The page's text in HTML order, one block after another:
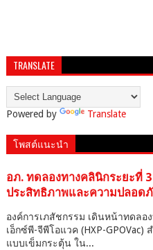
TRANSLATE
Powered by Translate
โพสต์แนะนำ
อภ. ทดลองทางคลินิกระยะที่ 3
ประสิทธิภาพและความปลอด
องค์การเภสัชกรรม เดินหน้าทดลอ
เอ็กซ์พี-จีพีโอแวค (HXP-
แบบเข็มกระตุ้น ใน...